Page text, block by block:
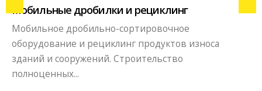
Вибропрессовое производство
Бизнес в сфере производства тротуарной
бордюров, блоков методом
сегодняшних...